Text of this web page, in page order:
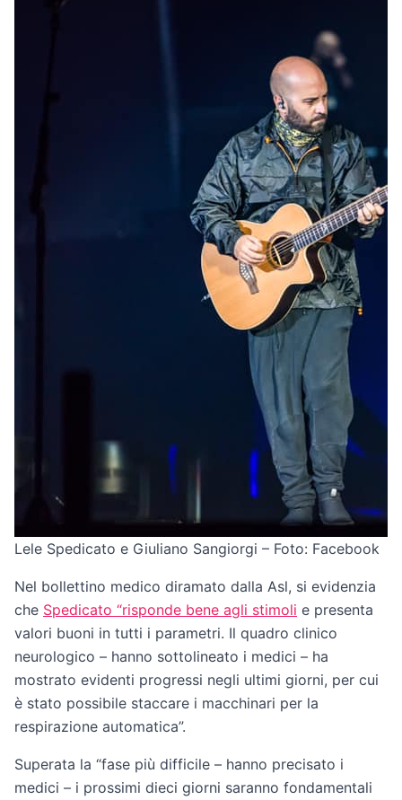
Lele Spedicato e Giuliano Sangiorgi – Foto: Facebook
Nel bollettino medico diramato dalla Asl, si evidenzia
che Spedicato “risponde bene agli stimoli e presenta
valori buoni in tutti i parametri. Il quadro clinico
neurologico – hanno sottolineato i medici – ha
mostrato evidenti progressi negli ultimi giorni, per cui
è stato possibile staccare i macchinari per la
respirazione automatica”.
Superata la “fase più difficile – hanno precisato i
medici – i prossimi dieci giorni saranno fondamentali